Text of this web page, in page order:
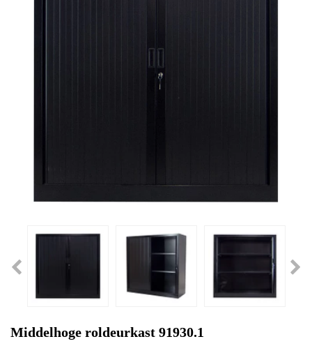
Middelhoge roldeurkast 91930.1